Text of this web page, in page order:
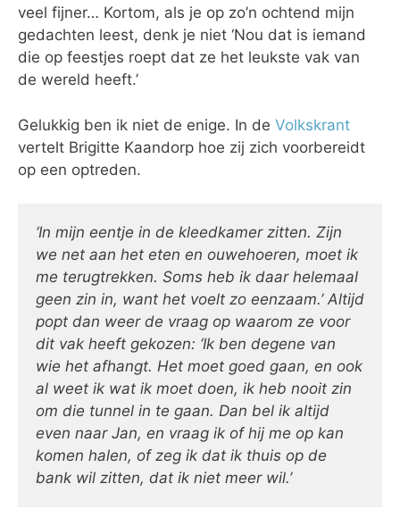
veel fijner… Kortom, als je op zo’n ochtend mijn
gedachten leest, denk je niet ‘Nou dat is iemand
die op feestjes roept dat ze het leukste vak van
de wereld heeft.’
Gelukkig ben ik niet de enige. In de Volkskrant
vertelt Brigitte Kaandorp hoe zij zich voorbereidt
op een optreden.
‘In mijn eentje in de kleedkamer zitten. Zijn
we net aan het eten en ouwehoeren, moet ik
me terugtrekken. Soms heb ik daar helemaal
geen zin in, want het voelt zo eenzaam.’ Altijd
popt dan weer de vraag op waarom ze voor
dit vak heeft gekozen: ‘Ik ben degene van
wie het afhangt. Het moet goed gaan, en ook
al weet ik wat ik moet doen, ik heb nooit zin
om die tunnel in te gaan. Dan bel ik altijd
even naar Jan, en vraag ik of hij me op kan
komen halen, of zeg ik dat ik thuis op de
bank wil zitten, dat ik niet meer wil.’